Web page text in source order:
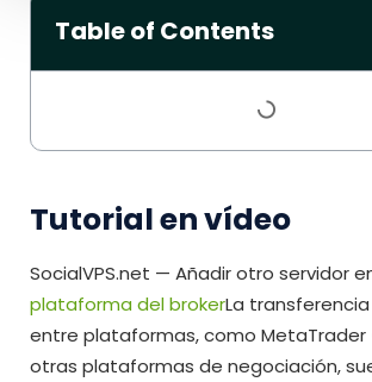
Tutorial en vídeo
SocialVPS.net — Añadir otro servidor
plataforma del brokerLa
entre plataformas, como MetaTrader
otras plataformas de negociación,
Table of Contents